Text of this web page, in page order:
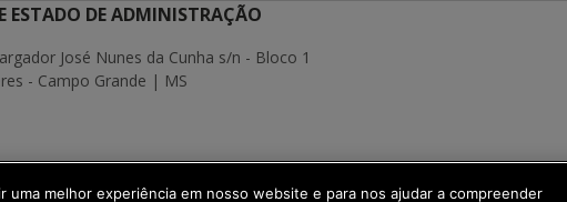
ESTADO DE ADMINISTRAÇÃO
José Nunes da Cunha s/n - Bloco 1
- Campo Grande | MS
Executiva de Transformação Digital
uma melhor experiência em nosso website e para nos ajudar a compreender